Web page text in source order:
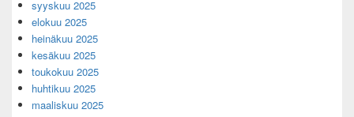
syyskuu 2025
elokuu 2025
heinäkuu 2025
kesäkuu 2025
toukokuu 2025
huhtikuu 2025
maaliskuu 2025